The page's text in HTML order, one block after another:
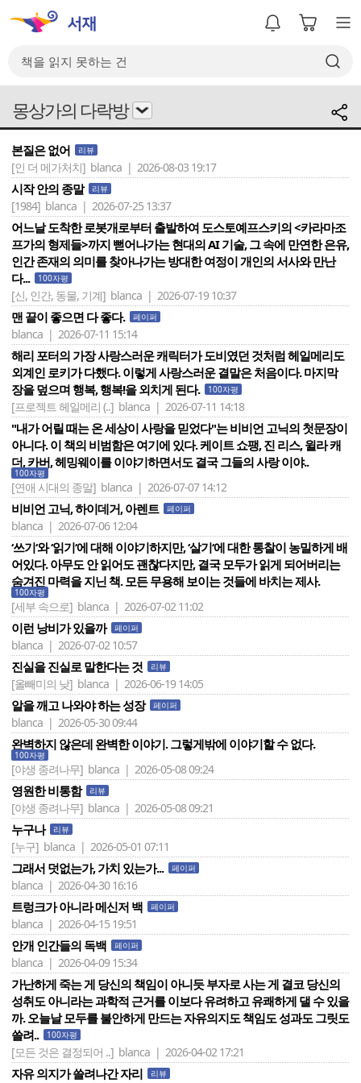
몽상가의 다락방
본질은 없어 리뷰
[인 더 메가처치] blanca | 2026-08-03 19:17
시작 안의 종말 리뷰
[1984] blanca | 2026-07-25 13:37
어느날 도착한 로봇개로부터 출발하여 도스토예프스키의 <카라마조
프가의 형제들>까지 뻗어나가는 현대의 AI 기술, 그 속에 만연한 은유,
인간 존재의 의미를 찾아나가는 방대한 여정이 개인의 서사와 만난
다...
100자평
[신, 인간, 동물, 기계] blanca | 2026-07-19 10:37
맨 끝이 좋으면 다 좋다. 페이퍼
blanca | 2026-07-11 15:14
해리 포터의 가장 사랑스러운 캐릭터가 도비였던 것처럼 헤일메리도
외계인 로키가 다했다. 이렇게 사랑스러운 결말은 처음이다. 마지막
장을 덮으며 행복, 행복!을 외치게 된다.
100자평
[프로젝트 헤일메리 (..] blanca | 2026-07-11 14:18
"내가 어릴 때는 온 세상이 사랑을 믿었다"는 비비언 고닉의 첫문장이
아니다. 이 책의 비범함은 여기에 있다. 케이트 쇼팽, 진 리스, 윌라 캐
더, 카버, 헤밍웨이를 이야기하면서도 결국 그들의 사랑 이야..
100자평
[연애 시대의 종말] blanca | 2026-07-07 14:12
비비언 고닉, 하이데거, 아렌트 페이퍼
blanca | 2026-07-06 12:04
‘쓰기‘와 ‘읽기‘에 대해 이야기하지만, ‘살기‘에 대한 통찰이 농밀하게 배
어있다. 아무도 안 읽어도 괜찮다지만, 결국 모두가 읽게 되어버리는
숨겨진 마력을 지닌 책. 모든 무용해 보이는 것들에 바치는 제사.
100자평
[세부 속으로] blanca | 2026-07-02 11:02
이런 낭비가 있을까 페이퍼
blanca | 2026-07-02 10:57
진실을 진실로 말한다는 것 리뷰
[올빼미의 낮] blanca | 2026-06-19 14:05
알을 깨고 나와야 하는 성장 페이퍼
blanca | 2026-05-30 09:44
완벽하지 않은데 완벽한 이야기. 그렇게밖에 이야기할 수 없다.
100자평
[야생 종려나무] blanca | 2026-05-08 09:24
영원한 비통함 리뷰
[야생 종려나무] blanca | 2026-05-08 09:21
누구나 리뷰
[누구] blanca | 2026-05-01 07:11
그래서 덧없는가, 가치 있는가... 페이퍼
blanca | 2026-04-30 16:16
트렁크가 아니라 메신저 백 페이퍼
blanca | 2026-04-15 19:51
안개 인간들의 독백 페이퍼
blanca | 2026-04-09 15:34
가난하게 죽는 게 당신의 책임이 아니듯 부자로 사는 게 결코 당신의
성취도 아니라는 과학적 근거를 이보다 유려하고 유쾌하게 댈 수 있을
까. 오늘날 모두를 불안하게 만드는 자유의지도 책임도 성과도 그릿도
쓸려..
100자평
[모든 것은 결정되어 ..] blanca | 2026-04-02 17:21
자유 의지가 쓸려나간 자리 리뷰